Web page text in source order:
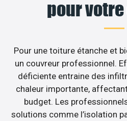
pour
Pour une toiture étanche et
un couvreur professionnel.
déficiente entraine des
chaleur importante,
budget. Les
solutions comme l’isolation